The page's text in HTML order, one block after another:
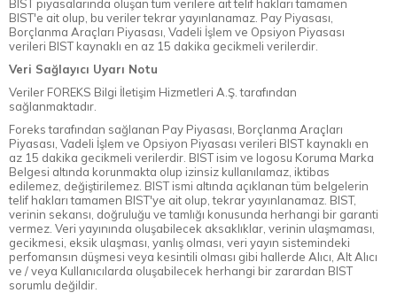
BIST piyasalarında oluşan tüm verilere ait telif hakları tamamen
BIST'e ait olup, bu veriler tekrar yayınlanamaz. Pay Piyasası,
Borçlanma Araçları Piyasası, Vadeli İşlem ve Opsiyon Piyasası
verileri BIST kaynaklı en az 15 dakika gecikmeli verilerdir.
Veri Sağlayıcı Uyarı Notu
Veriler FOREKS Bilgi İletişim Hizmetleri A.Ş. tarafından
sağlanmaktadır.
Foreks tarafından sağlanan Pay Piyasası, Borçlanma Araçları
Piyasası, Vadeli İşlem ve Opsiyon Piyasası verileri BIST kaynaklı en
az 15 dakika gecikmeli verilerdir. BIST isim ve logosu Koruma Marka
Belgesi altında korunmakta olup izinsiz kullanılamaz, iktibas
edilemez, değiştirilemez. BIST ismi altında açıklanan tüm belgelerin
telif hakları tamamen BIST'ye ait olup, tekrar yayınlanamaz. BIST,
verinin sekansı, doğruluğu ve tamlığı konusunda herhangi bir garanti
vermez. Veri yayınında oluşabilecek aksaklıklar, verinin ulaşmaması,
gecikmesi, eksik ulaşması, yanlış olması, veri yayın sistemindeki
perfomansın düşmesi veya kesintili olması gibi hallerde Alıcı, Alt Alıcı
ve / veya Kullanıcılarda oluşabilecek herhangi bir zarardan BIST
sorumlu değildir.